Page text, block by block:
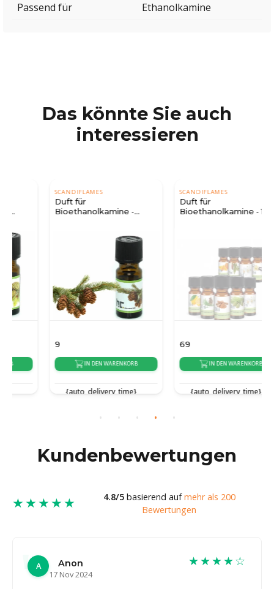
Passend für Ethanolkamine
Das könnte Sie auch
interessieren
SCANDIFLAMES
Bioethanolkamine -
IN DEN WARENKORB
{auto_delivery_time}
SCANDIFLAMES
Bioethanolkamine - 10er-
IN DEN WARENKORB
{auto_delivery_time}
Kundenbewertungen
★★★★★ 4.8/5basierend aufmehr als 200
Bewertungen
A
Anon
17 Nov 2024
★★★★☆